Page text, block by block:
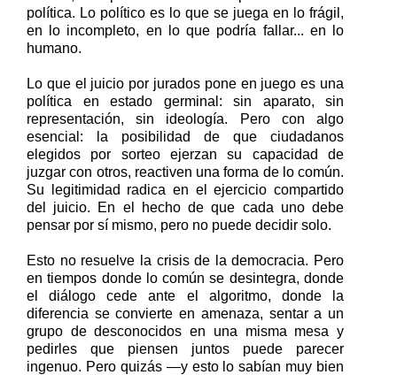
política. Lo político es lo que se juega en lo frágil,
en lo incompleto, en lo que podría fallar... en lo
humano.
Lo que el juicio por jurados pone en juego es una
política en estado germinal: sin aparato, sin
representación, sin ideología. Pero con algo
esencial: la posibilidad de que ciudadanos
elegidos por sorteo ejerzan su capacidad de
juzgar con otros, reactiven una forma de lo común.
Su legitimidad radica en el ejercicio compartido
del juicio. En el hecho de que cada uno debe
pensar por sí mismo, pero no puede decidir solo.
Esto no resuelve la crisis de la democracia. Pero
en tiempos donde lo común se desintegra, donde
el diálogo cede ante el algoritmo, donde la
diferencia se convierte en amenaza, sentar a un
grupo de desconocidos en una misma mesa y
pedirles que piensen juntos puede parecer
ingenuo. Pero quizás —y esto lo sabían muy bien